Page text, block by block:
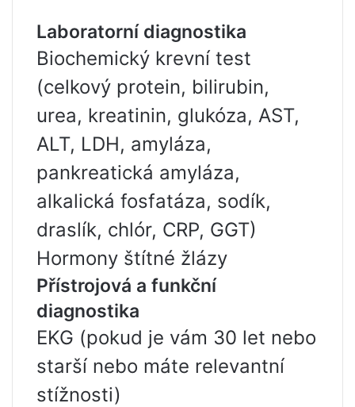
Laboratorní diagnostika
Biochemický krevní test
(celkový protein, bilirubin,
urea, kreatinin, glukóza, AST,
ALT, LDH, amyláza,
pankreatická amyláza,
alkalická fosfatáza, sodík,
draslík, chlór, CRP, GGT)
Hormony štítné žlázy
Přístrojová a funkční
diagnostika
EKG (pokud je vám 30 let nebo
starší nebo máte relevantní
stížnosti)